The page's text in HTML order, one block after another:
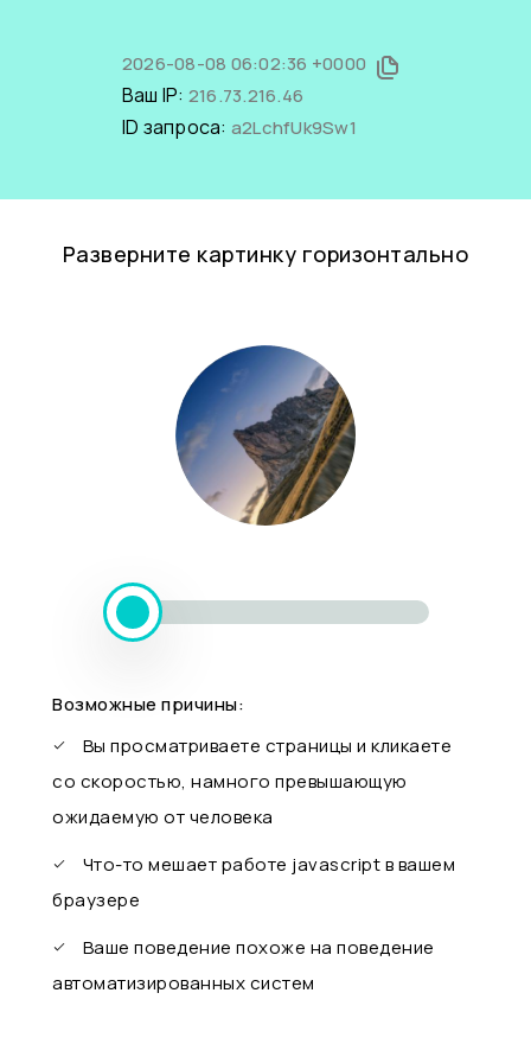
2026-08-08 06:02:36 +0000
Ваш IP: 216.73.216.46
ID запроса: a2LchfUk9Sw1
Разверните картинку горизонтально
Возможные причины:
Вы просматриваете страницы и кликаете
со скоростью, намного превышающую
ожидаемую от человека
Что-то мешает работе javascript в вашем
браузере
Ваше поведение похоже на поведение
автоматизированных систем